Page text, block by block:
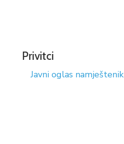
Privitci
Javni oglas namještenik